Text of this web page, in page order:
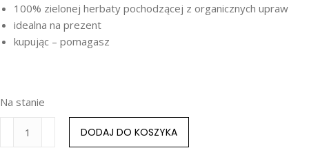
100% zielonej herbaty pochodzącej z organicznych upraw
idealna na prezent
kupując – pomagasz
Na stanie
DODAJ DO KOSZYKA